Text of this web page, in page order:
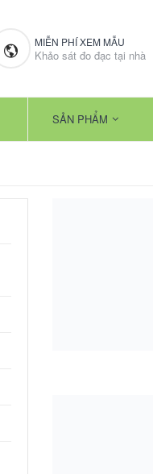
MIỄN PHÍ XEM MẪU
Khảo sát đo đạc tại nhà
SẢN PHẨM